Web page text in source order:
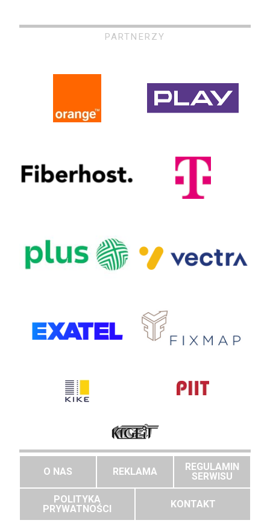
PARTNERZY
O NAS REKLAMA
REGULAMIN
SERWISU
POLITYKA
PRYWATNOŚCI
KONTAKT